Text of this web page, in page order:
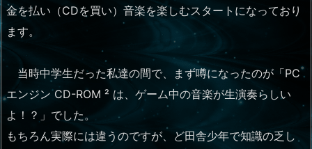
金を払い（CDを買い）音楽を楽しむスタートになっており
ます。
当時中学生だった私達の間で、まず噂になったのが「PC
エンジン CD-ROM ² は、ゲーム中の音楽が生演奏らしい
よ！？」でした。
もちろん実際には違うのですが、ど田舎少年で知識の乏し